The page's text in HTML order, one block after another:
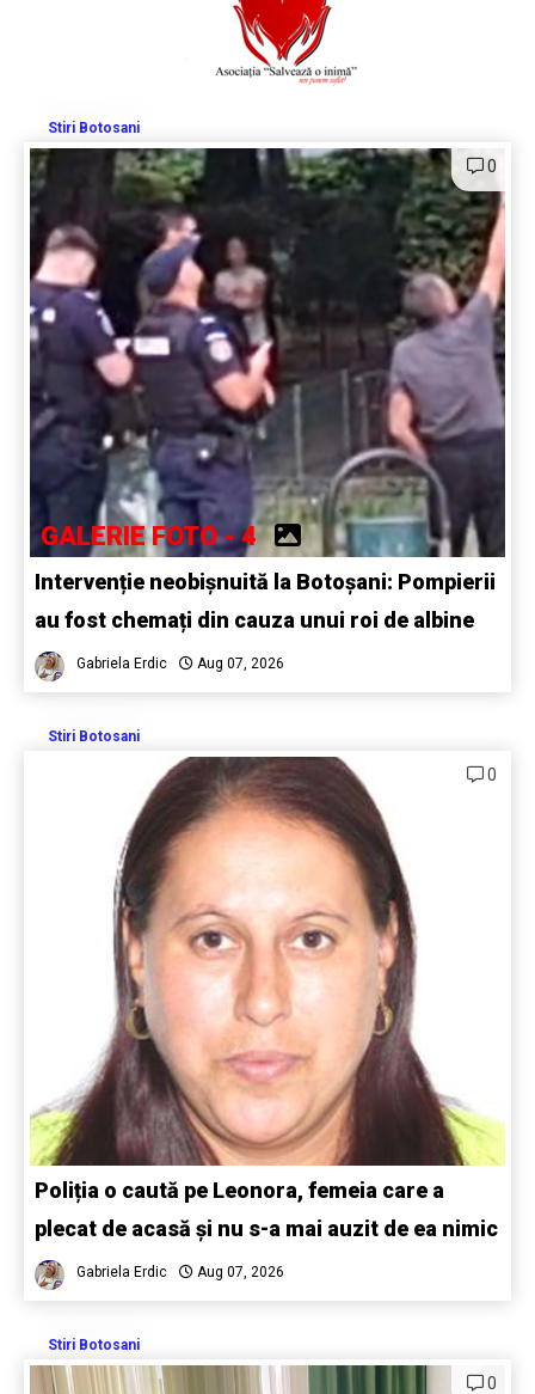
Stiri Botosani
0
GALERIE FOTO - 4
Intervenție neobișnuită la Botoșani: Pompierii
au fost chemați din cauza unui roi de albine
Gabriela Erdic Aug 07, 2026
Stiri Botosani
0
Poliția o caută pe Leonora, femeia care a
plecat de acasă și nu s-a mai auzit de ea nimic
Gabriela Erdic Aug 07, 2026
Stiri Botosani
0